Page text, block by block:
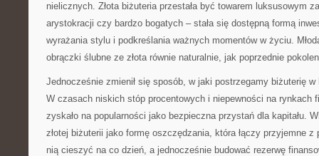
nielicznych. Złota biżuteria przestała być towarem luksusowym
arystokracji czy bardzo bogatych – stała się dostępną formą
wyrażania stylu i podkreślania ważnych momentów w życiu.
obrączki ślubne ze złota równie naturalnie, jak poprzednie
Jednocześnie zmienił się sposób, w jaki postrzegamy biżuterię
W czasach niskich stóp procentowych i niepewności na rynkach
zyskało na popularności jako bezpieczna przystań dla kapitału.
złotej biżuterii jako formę oszczędzania, która łączy przyjemne
nią cieszyć na co dzień, a jednocześnie budować rezerwę